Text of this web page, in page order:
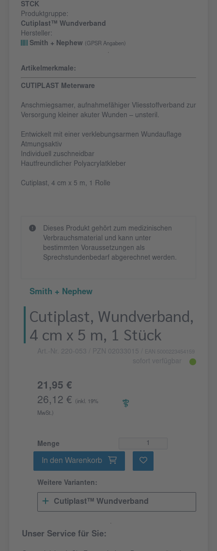
STCK
Produktgruppe:
Cutiplast™ Wundverband
Hersteller:
Smith + Nephew
(GPSR Angaben)
Artikelmerkmale:
CUTIPLAST Meterware
Anschmiegsamer, aufnahmefähiger Vliesstoffverband zur
Versorgung kleiner akuter Wunden – unsteril.
Entwickelt mit einer verklebungsarmen Wundauflage
Atmungsaktiv
Individuell zuschneidbar
Hautfreundlicher Polyacrylatkleber
Cutiplast, 4 cm x 5 m, 1 Rolle
Dieses Produkt gehört zum medizinischen
Verbrauchsmaterial und kann unter
bestimmten Voraussetzungen als
Sprechstundenbedarf abgerechnet werden.
Smith + Nephew
Cutiplast, Wundverband,
4 cm x 5 m, 1 Stück
Art.-Nr. 220-053 / PZN 02033015 EAN 5000223454159
sofort verfügbar
21,95 €
26,12 €
(inkl. 19%
MwSt.)
Menge
In den Warenkorb
Weitere Varianten:
Cutiplast™ Wundverband
Unser Service für Sie: